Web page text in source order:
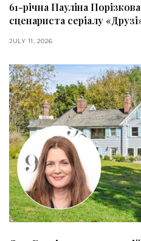
61-річна Пауліна
сценариста серіалу
JULY 11, 2026